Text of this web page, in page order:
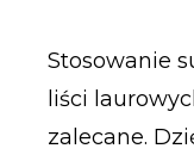
Stosowanie
liści
zalecane.